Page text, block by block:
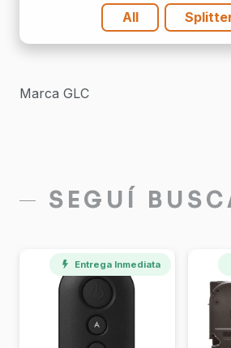
cantidad
All
Marca GLC
SEGUÍ